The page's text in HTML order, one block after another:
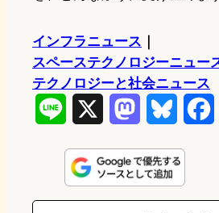
インフラニュース
スペーステクノロジーニュー
テクノロジーと社会ニュース
n
e
s
t
u
e